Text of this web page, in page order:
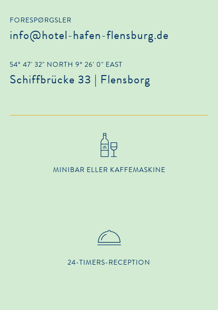
FORESPØRGSLER
info@hotel-hafen-flensburg.de
54° 47' 32" NORTH 9° 26' 0" EAST
Schiffbrücke 33 | Flensborg
MINIBAR ELLER KAFFEMASKINE
24-TIMERS-RECEPTION